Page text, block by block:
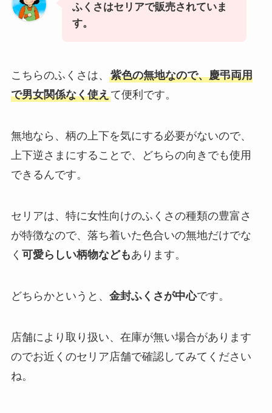
ふくさはセリアで販売されていま
す。
こちらのふくさは、 紫色の無地なので、慶弔両用
で男女関係なく使えて便利です。
無地なら、柄の上下を気にする必要がないので、
上下逆さまにすることで、どちらの向きでも使用
できるんです。
セリアは、特に女性向けのふくさの種類の豊富さ
が特徴なので、落ち着いた色合いの無地だけでな
く 可愛らしい柄物などもあります。
どちらかというと、 金封ふくさが中心です。
店舗により取り扱い、在庫が無い場合があります
のでお近くのセリア店舗で確認してみてください
ね。